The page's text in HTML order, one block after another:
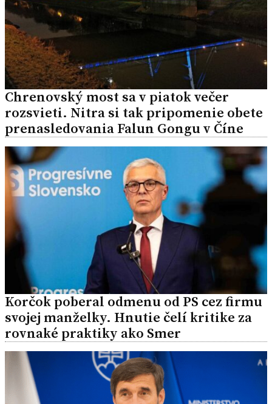
Chrenovský most sa v piatok večer
rozsvieti. Nitra si tak pripomenie obete
prenasledovania Falun Gongu v Číne
Korčok poberal odmenu od PS cez firmu
svojej manželky. Hnutie čelí kritike za
rovnaké praktiky ako Smer